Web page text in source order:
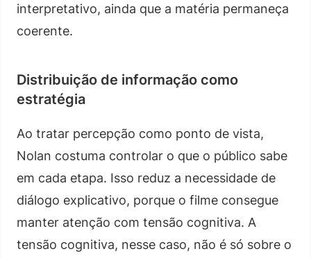
interpretativo, ainda que a matéria permaneça
coerente.
Distribuição de informação como
estratégia
Ao tratar percepção como ponto de vista,
Nolan costuma controlar o que o público sabe
em cada etapa. Isso reduz a necessidade de
diálogo explicativo, porque o filme consegue
manter atenção com tensão cognitiva. A
tensão cognitiva, nesse caso, não é só sobre o